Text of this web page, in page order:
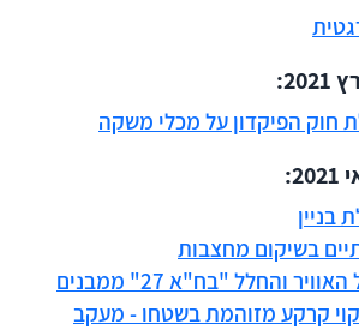
חוק הפיקדון על מכלי משקה
בניין
בשיקום מחצבות
פינוי בסיס חיל האוויר והחלל "בח"א 27" ממבנים
קרקע מזוהמת בשטחו - מעקב